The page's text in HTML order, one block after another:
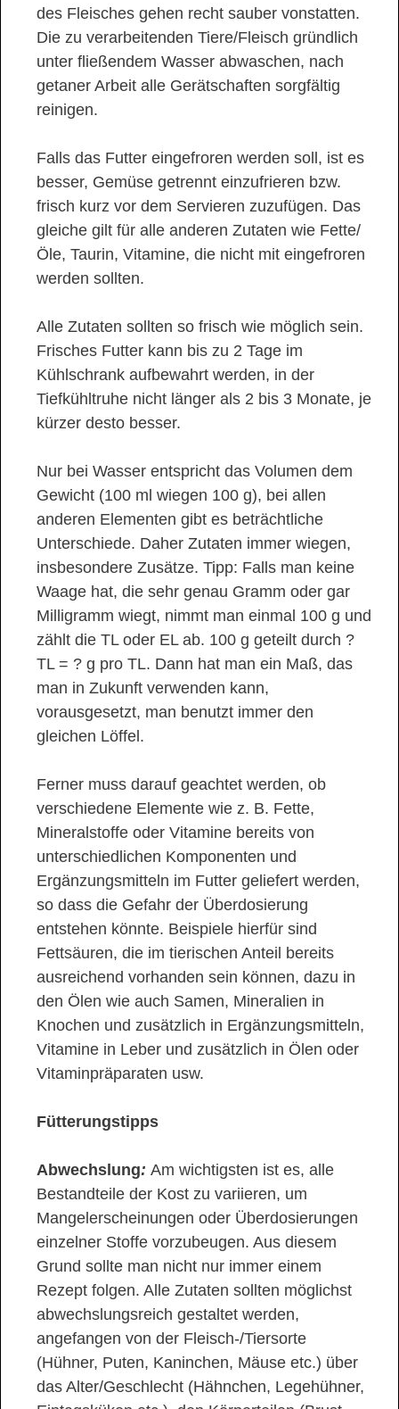
des Fleisches gehen recht sauber vonstatten.
Die zu verarbeitenden Tiere/Fleisch gründlich
unter fließendem Wasser abwaschen, nach
getaner Arbeit alle Gerätschaften sorgfältig
reinigen.
Falls das Futter eingefroren werden soll, ist es
besser, Gemüse getrennt einzufrieren bzw.
frisch kurz vor dem Servieren zuzufügen. Das
gleiche gilt für alle anderen Zutaten wie Fette/
Öle, Taurin, Vitamine, die nicht mit eingefroren
werden sollten.
Alle Zutaten sollten so frisch wie möglich sein.
Frisches Futter kann bis zu 2 Tage im
Kühlschrank aufbewahrt werden, in der
Tiefkühltruhe nicht länger als 2 bis 3 Monate, je
kürzer desto besser.
Nur bei Wasser entspricht das Volumen dem
Gewicht (100 ml wiegen 100 g), bei allen
anderen Elementen gibt es beträchtliche
Unterschiede. Daher Zutaten immer wiegen,
insbesondere Zusätze. Tipp: Falls man keine
Waage hat, die sehr genau Gramm oder gar
Milligramm wiegt, nimmt man einmal 100 g und
zählt die TL oder EL ab. 100 g geteilt durch ?
TL = ? g pro TL. Dann hat man ein Maß, das
man in Zukunft verwenden kann,
vorausgesetzt, man benutzt immer den
gleichen Löffel.
Ferner muss darauf geachtet werden, ob
verschiedene Elemente wie z. B. Fette,
Mineralstoffe oder Vitamine bereits von
unterschiedlichen Komponenten und
Ergänzungsmitteln im Futter geliefert werden,
so dass die Gefahr der Überdosierung
entstehen könnte. Beispiele hierfür sind
Fettsäuren, die im tierischen Anteil bereits
ausreichend vorhanden sein können, dazu in
den Ölen wie auch Samen, Mineralien in
Knochen und zusätzlich in Ergänzungsmitteln,
Vitamine in Leber und zusätzlich in Ölen oder
Vitaminpräparaten usw.
Fütterungstipps
Abwechslung: Am wichtigsten ist es, alle
Bestandteile der Kost zu variieren, um
Mangelerscheinungen oder Überdosierungen
einzelner Stoffe vorzubeugen. Aus diesem
Grund sollte man nicht nur immer einem
Rezept folgen. Alle Zutaten sollten möglichst
abwechslungsreich gestaltet werden,
angefangen von der Fleisch-/Tiersorte
(Hühner, Puten, Kaninchen, Mäuse etc.) über
das Alter/Geschlecht (Hähnchen, Legehühner,